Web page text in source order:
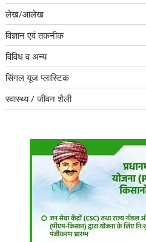
लेख/आलेख
विज्ञान एवं तकनीक
विविध व अन्य
सिंगल यूज प्लास्टिक
स्वास्थ्य / जीवन शैली